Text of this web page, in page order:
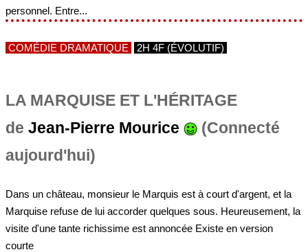
personnel. Entre...
COMÉDIE DRAMATIQUE 2H 4F (ÉVOLUTIF)
LA MARQUISE ET L'HÉRITAGE
de Jean-Pierre Mourice
(Connecté
aujourd'hui)
Dans un château, monsieur le Marquis est à court d'argent, et la
Marquise refuse de lui accorder quelques sous. Heureusement, la
visite d'une tante richissime est annoncée Existe en version
courte